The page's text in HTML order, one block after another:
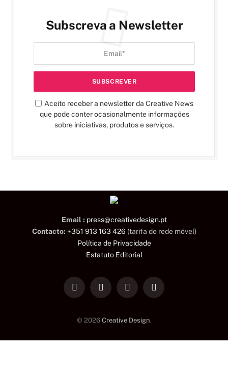
Subscreva a Newsletter
Aceito receber a newsletter da Creative News
que pode conter ocasionalmente informações
sobre iniciativas, produtos e serviços.
Email : press@creativedesign.pt
Contacto: +351 913 163 426 (tarifa de rede móvel)
Política de Privacidade
Estatuto Editorial
LinkedInFacebookInstagramTikTok
© 2026 Creative Design.